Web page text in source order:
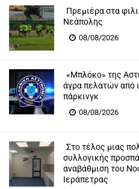
Πρεμιέρα στα
Νεάπολης
08/08/2026
«Μπλόκο» της
άγρα πελατών από
πάρκινγκ
08/08/2026
Στο τέλος μιας
συλλογικής
αναβάθμιση του
Ιεράπετρας